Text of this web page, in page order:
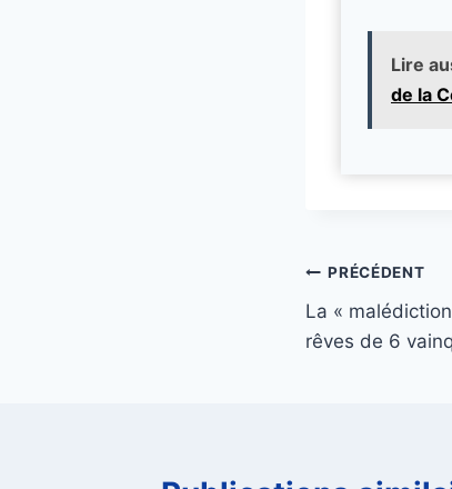
Lire
de la
Navigation
de
PRÉCÉDENT
La «
rêves de 6